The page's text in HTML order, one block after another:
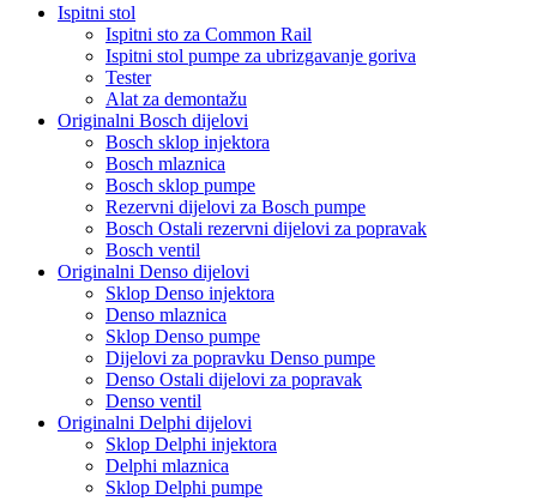
Ispitni stol
Ispitni sto za Common Rail
Ispitni stol pumpe za ubrizgavanje goriva
Tester
Alat za demontažu
Originalni Bosch dijelovi
Bosch sklop injektora
Bosch mlaznica
Bosch sklop pumpe
Rezervni dijelovi za Bosch pumpe
Bosch Ostali rezervni dijelovi za popravak
Bosch ventil
Originalni Denso dijelovi
Sklop Denso injektora
Denso mlaznica
Sklop Denso pumpe
Dijelovi za popravku Denso pumpe
Denso Ostali dijelovi za popravak
Denso ventil
Originalni Delphi dijelovi
Sklop Delphi injektora
Delphi mlaznica
Sklop Delphi pumpe